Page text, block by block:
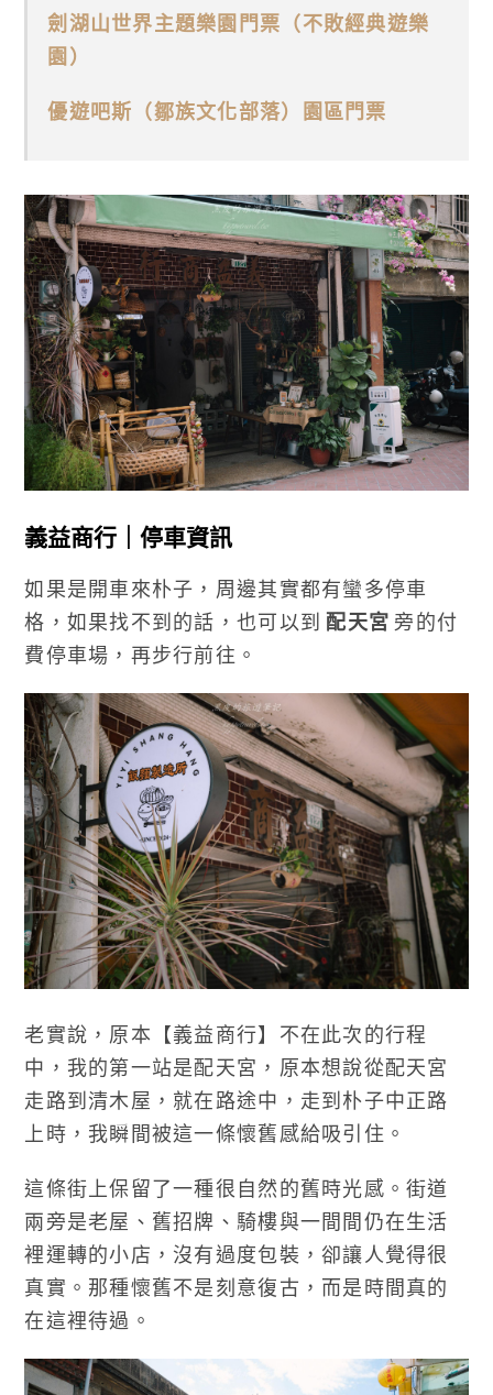
劍湖山世界主題樂園門票（不敗經典遊樂
園）
優遊吧斯（鄒族文化部落）園區門票
義益商行｜停車資訊
如果是開車來朴子，周邊其實都有蠻多停車
格，如果找不到的話，也可以到配天宮 旁的付
費停車場，再步行前往。
老實說，原本【義益商行】不在此次的行程
中，我的第一站是配天宮，原本想說從配天宮
走路到清木屋，就在路途中，走到朴子中正路
上時，我瞬間被這一條懷舊感給吸引住。
這條街上保留了一種很自然的舊時光感。街道
兩旁是老屋、舊招牌、騎樓與一間間仍在生活
裡運轉的小店，沒有過度包裝，卻讓人覺得很
真實。那種懷舊不是刻意復古，而是時間真的
在這裡待過。